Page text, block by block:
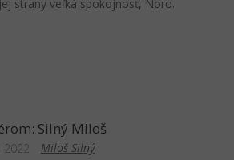
strany veľká spokojnosť, Noro.
Silný Miloš
Miloš Silný
2022